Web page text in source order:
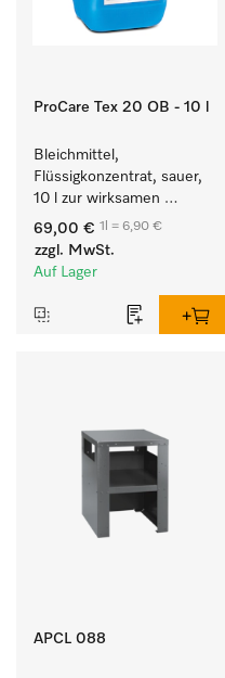
ProCare Tex 20 OB - 10 l
Bleichmittel,
Flüssigkonzentrat, sauer,
10 l zur wirksamen
Entfernung von
hartnäckigen Flecken.
69,00 € 1l = 6,90 €
zzgl. MwSt.
Auf Lager
APCL 088